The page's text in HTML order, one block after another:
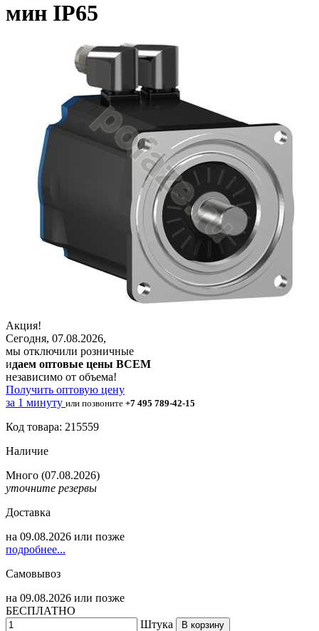
мин IP65
Акция!
Сегодня, 07.08.2026,
мы отключили розничные
идаем оптовые цены ВСЕМ
независимо от объема!
Получить оптовую цену
за 1 минуту или позвоните +7 495 789-42-15
Код товара: 215559
Наличие
Много (07.08.2026)
уточните резервы
Доставка
на 09.08.2026 или позже
подробнее...
Самовывоз
на 09.08.2026 или позже
БЕСПЛАТНО
Штука
В корзину